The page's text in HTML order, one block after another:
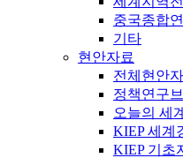
중국종합
기타
현안자료
전체현안
정책연구
오늘의 세
KIEP 세계
KIEP 기초